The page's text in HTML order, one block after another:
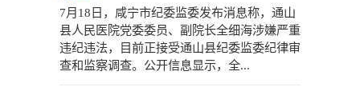
7月18日，咸宁市纪委监委发布消息称，通山
县人民医院党委委员、副院长全细海涉嫌严重
违纪违法，目前正接受通山县纪委监委纪律审
查和监察调查。公开信息显示，全...